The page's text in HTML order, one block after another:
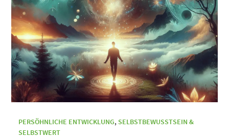
PERSÖHNLICHE ENTWICKLUNG, SELBSTBEWUSSTSEIN &
SELBSTWERT